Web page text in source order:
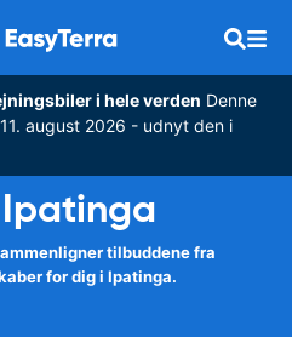
i hele verden Denne
august 2026 - udnyt den i
tilbuddene fra
for dig i Ipatinga.